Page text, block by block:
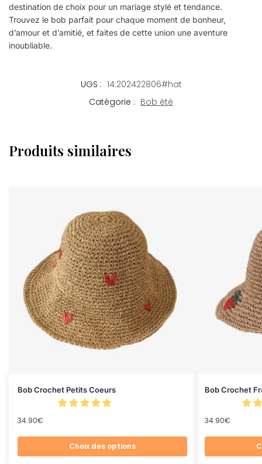
destination de choix pour un mariage stylé et tendance.
Trouvez le bob parfait pour chaque moment de bonheur,
d’amour et d’amitié, et faites de cette union une aventure
inoubliable.
UGS : 14:202422806#hat
Catégorie : Bob été
Produits similaires
Bob Crochet Petits Coeurs
34.90€
Choix des options
Bob Crochet
34.90€